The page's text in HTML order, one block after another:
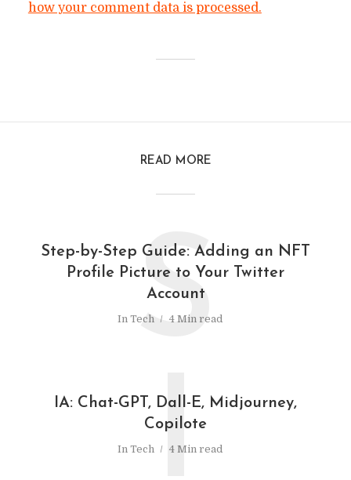
how your comment data is processed.
READ MORE
Step-by-Step Guide: Adding an NFT
Profile Picture to Your Twitter
Account
In Tech 4 Min read
S
IA: Chat-GPT, Dall-E, Midjourney,
Copilote
In Tech 4 Min read
I